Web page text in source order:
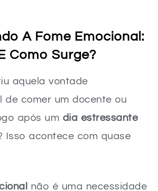
Em Casa JESSIKAM
A Fome Emocional:
Como Surge?
aquela vontade
de comer um docente ou
após um dia estressante
Isso acontece com quase
não é uma necessidade